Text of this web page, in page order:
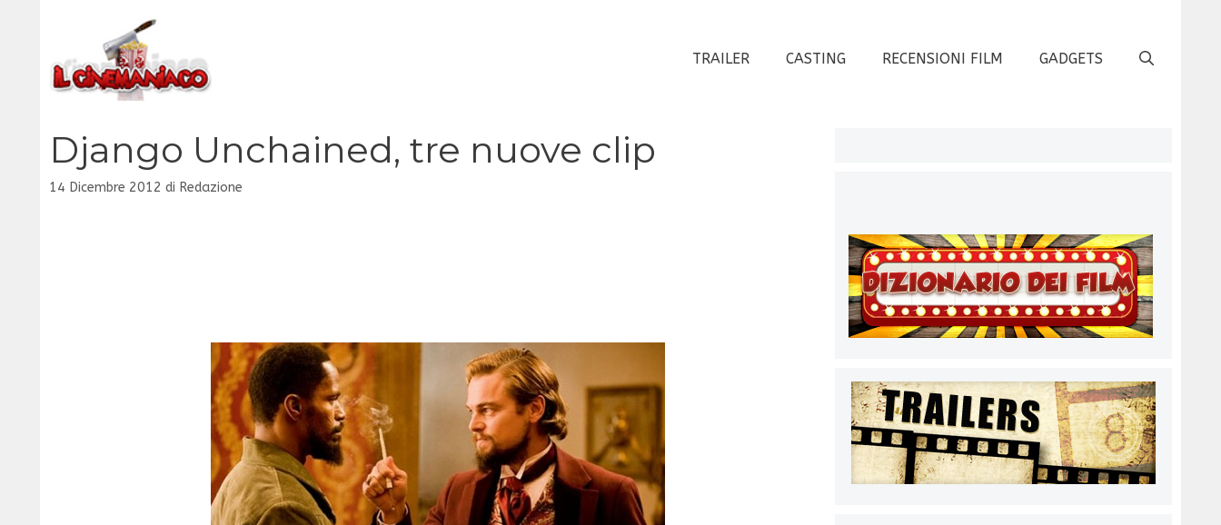
contenuto
TRAILER CASTING RECENSIONI FILM GADGETS
Django Unchained, tre nuove clip
14 Dicembre 2012 di Redazione